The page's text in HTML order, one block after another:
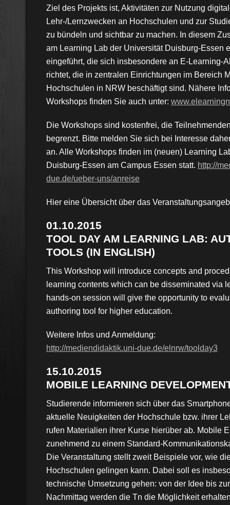
Ziel des Projekts ist, Aktivitäten zur Nutzung
Lehr-/Lernzwecken an Hochschulen und zur
zu bündeln und sichtbar zu machen. In diesem
am Learning Lab der Universität Duisburg-Essen
eingeführt, die sich insbesondere an E-Learning-
richtet, die in zentralen Einrichtungen im Bereich
Hochschulen in NRW beschäftigt sind. Nähere
Workshops finden Sie auch unter:
Die Workshops sind kostenfrei, die
begrenzt. Bitte melden Sie sich bei Interesse
an. Alle Workshops finden im (neuen) Learning
Duisburg-Essen am Campus Essen statt. http://
due.de/ueber-uns/anreise
Hier eine Übersicht über das
01.10.2015
TOOL DAY AM LEARNING LAB:
TOOLS (IN ENGLISH)
This Workshop will introduce concepts and
learning contents which can be disseminated via
hands-on session will give the opportunity to
authoring tool for higher education.
Weitere Infos und Anmeldung:
http://mediendidaktik.uni-due.de/elnrw/toolday3
15.10.2015
MOBILE LEARNING
Studierende informieren sich über das
aktuelle Neuigkeiten der Hochschule bzw. ihrer
rufen Materialien ihrer Kurse hierüber ab. Mobile
zunehmend zu einem Standard-
Die Veranstaltung stellt zweit Beispiele vor, wie
Hochschulen gelingen kann. Dabei soll es
technische Umsetzung gehen: von der Idee bis
Nachmittag werden die Tn die Möglichkeit